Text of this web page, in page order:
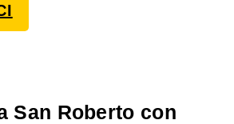
San Roberto con